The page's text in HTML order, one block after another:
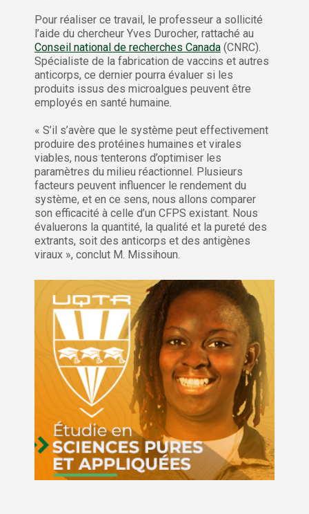
Pour réaliser ce travail, le professeur a sollicité
l’aide du chercheur Yves Durocher, rattaché au
Conseil national de recherches Canada (CNRC).
Spécialiste de la fabrication de vaccins et autres
anticorps, ce dernier pourra évaluer si les
produits issus des microalgues peuvent être
employés en santé humaine.
« S’il s’avère que le système peut effectivement
produire des protéines humaines et virales
viables, nous tenterons d’optimiser les
paramètres du milieu réactionnel. Plusieurs
facteurs peuvent influencer le rendement du
système, et en ce sens, nous allons comparer
son efficacité à celle d’un CFPS existant. Nous
évaluerons la quantité, la qualité et la pureté des
extrants, soit des anticorps et des antigènes
viraux », conclut M. Missihoun.